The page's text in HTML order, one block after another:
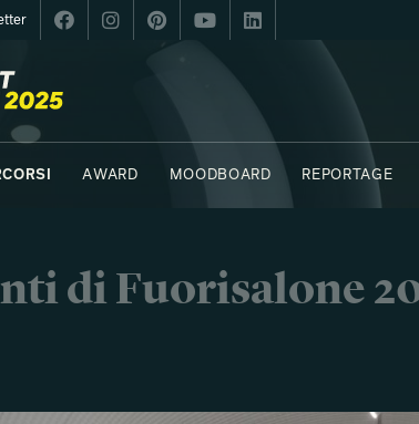
AWARD MOODBOARD REPORTAGE
di Fuorisalone